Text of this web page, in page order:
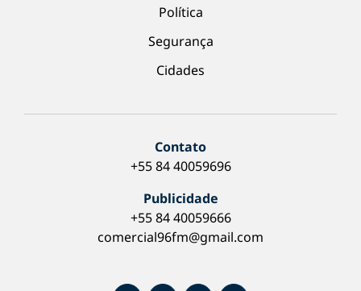
Política
Segurança
Cidades
Contato
+55 84 40059696
Publicidade
+55 84 40059666
comercial96fm@gmail.com